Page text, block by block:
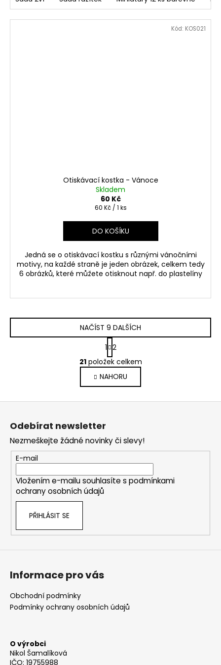
Otiskávací kostka - Vánoce
Skladem
60 Kč
Měrná
60 Kč / 1 ks
DO KOŠÍKU
Jedná se o otiskávací kostku s různými vánočními
motivy, na každé straně je jeden obrázek, celkem tedy
6 obrázků, které můžete otisknout např. do plastelíny
Kód: KOS021
O
v
l
á
d
p
r
v
k
y
u
NAČÍST 9 DALŠÍCH
S
t
r
á
n
k
o
í
1 2
21položek celkem
NAHORU
Odebírat newsletter
Nezmeškejte žádné novinky či slevy!
E-mail
Vložením e-mailu souhlasíte s podmínkami
ochrany osobních údajů
PŘIHLÁSIT SE
Informace pro vás
Obchodní podmínky
Podmínky ochrany osobních údajů
O výrobci
Nikol Šamalíková
IČO: 19755988